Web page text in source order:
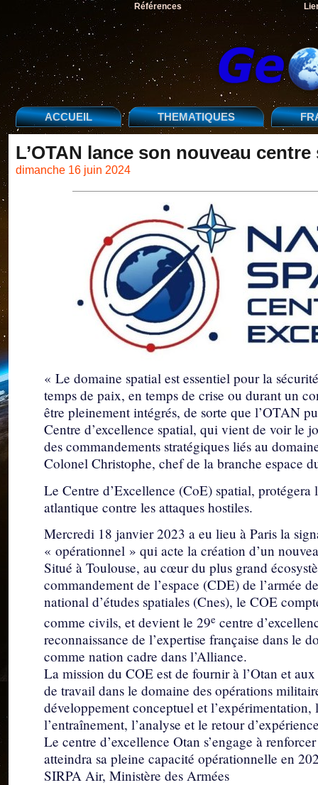
Références
ACCUEIL THEMATIQUES
L’OTAN lance son nouveau
dimanche 16 juin 2024
« Le domaine spatial est essentiel pour la
temps de paix, en temps de crise ou durant un
être pleinement intégrés, de sorte que l’OTAN
Centre d’excellence spatial, qui vient de voir le
des commandements stratégiques liés au
Colonel Christophe, chef de la branche espace
Le Centre d’Excellence (CoE) spatial, protégera
atlantique contre les attaques hostiles.
Mercredi 18 janvier 2023 a eu lieu à Paris la
« opérationnel » qui acte la création d’un
Situé à Toulouse, au cœur du plus grand
commandement de l’espace (CDE) de l’armée
national d’études spatiales (Cnes), le COE
comme civils, et devient le 29e centre
reconnaissance de l’expertise française dans le
comme nation cadre dans l’Alliance.
La mission du COE est de fournir à l’Otan et
de travail dans le domaine des opérations
développement conceptuel et
l’entraînement, l’analyse et le retour
Le centre d’excellence Otan s’engage à
atteindra sa pleine capacité opérationnelle en
SIRPA Air, Ministère des Armées